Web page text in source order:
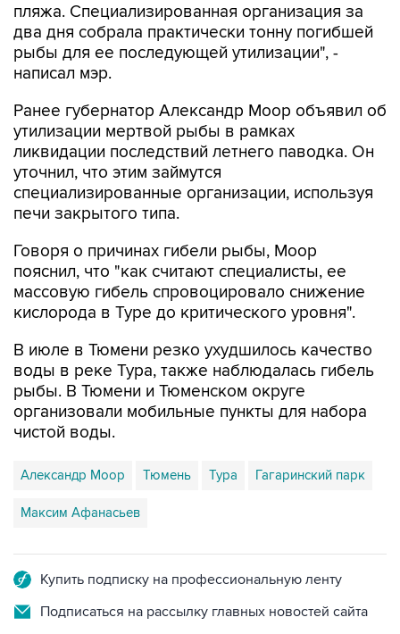
пляжа. Специализированная организация за
два дня собрала практически тонну погибшей
рыбы для ее последующей утилизации", -
написал мэр.
Ранее губернатор Александр Моор объявил об
утилизации мертвой рыбы в рамках
ликвидации последствий летнего паводка. Он
уточнил, что этим займутся
специализированные организации, используя
печи закрытого типа.
Говоря о причинах гибели рыбы, Моор
пояснил, что "как считают специалисты, ее
массовую гибель спровоцировало снижение
кислорода в Туре до критического уровня".
В июле в Тюмени резко ухудшилось качество
воды в реке Тура, также наблюдалась гибель
рыбы. В Тюмени и Тюменском округе
организовали мобильные пункты для набора
чистой воды.
Александр Моор Тюмень Тура Гагаринский парк
Максим Афанасьев
Купить подписку на профессиональную ленту
Подписаться на рассылку главных новостей сайта